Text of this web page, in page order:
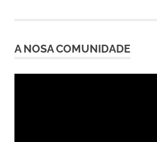
A NOSA COMUNIDADE